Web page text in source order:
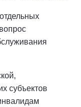
субъектов